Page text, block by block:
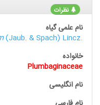
نظرات
(Jaub. & Spach) Lincz.
Plumbaginaceae